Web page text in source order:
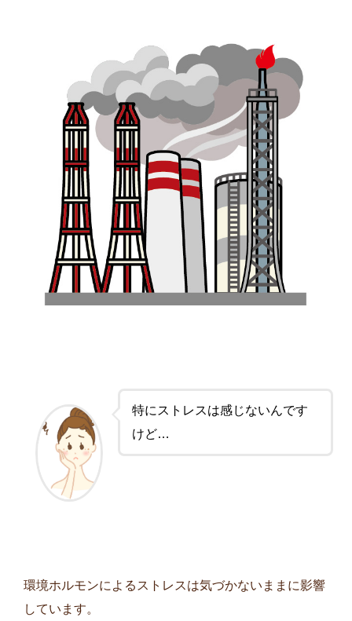
特にストレスは感じないんです
けど…
環境ホルモンによるストレスは気づかないままに影響
しています。